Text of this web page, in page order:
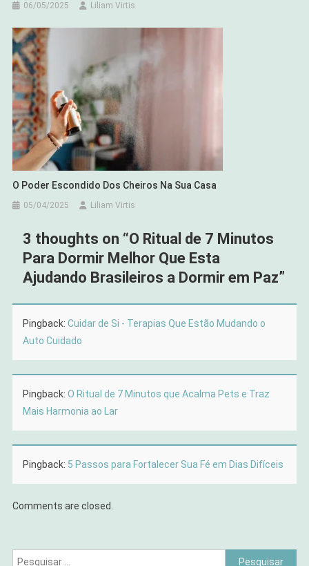
06/05/2025 Liliam Virtis
O Poder Escondido Dos Cheiros Na Sua Casa
05/04/2025 Liliam Virtis
3 thoughts on “O Ritual de 7 Minutos
Para Dormir Melhor Que Esta
Ajudando Brasileiros a Dormir em Paz”
Pingback: Cuidar de Si - Terapias Que Estão Mudando o
Auto Cuidado
Pingback: O Ritual de 7 Minutos que Acalma Pets e Traz
Mais Harmonia ao Lar
Pingback: 5 Passos para Fortalecer Sua Fé em Dias Difíceis
Comments are closed.
Pesquisar